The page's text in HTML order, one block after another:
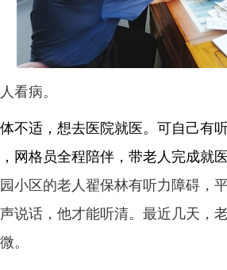
病。
适，想去医院就医。可自己有
网格员全程陪伴，带老人完成就医
区的老人翟保林有听力障碍，
说话，他才能听清。最近几天，
。